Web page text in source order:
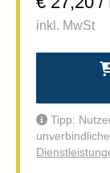
inkl. MwSt
Tipp: